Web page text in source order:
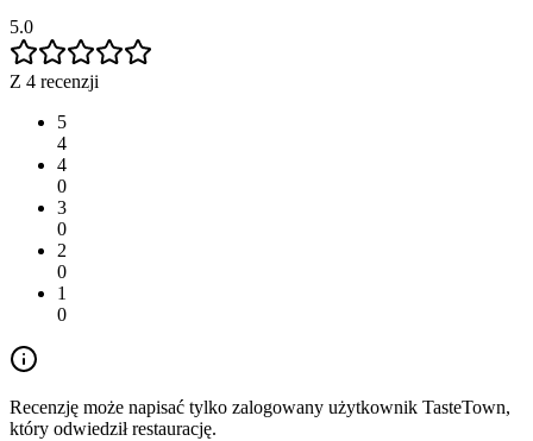
5.0
Z 4 recenzji
5
4
4
0
3
0
2
0
1
0
Recenzję może napisać tylko zalogowany użytkownik TasteTown,
który odwiedził restaurację.